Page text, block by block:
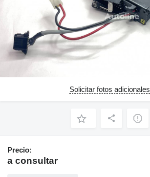
Solicitar fotos adicionales
Precio:
a consultar